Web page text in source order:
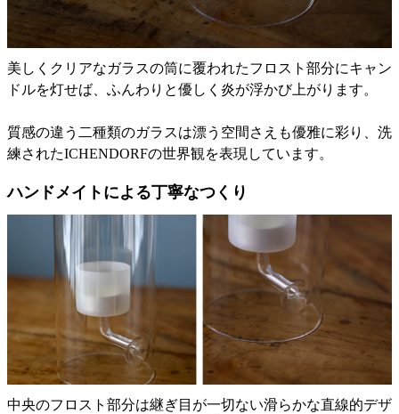
美しくクリアなガラスの筒に覆われたフロスト部分にキャン
ドルを灯せば、ふんわりと優しく炎が浮かび上がります。
質感の違う二種類のガラスは漂う空間さえも優雅に彩り、洗
練されたICHENDORFの世界観を表現しています。
ハンドメイトによる丁寧なつくり
中央のフロスト部分は継ぎ目が一切ない滑らかな直線的デザ